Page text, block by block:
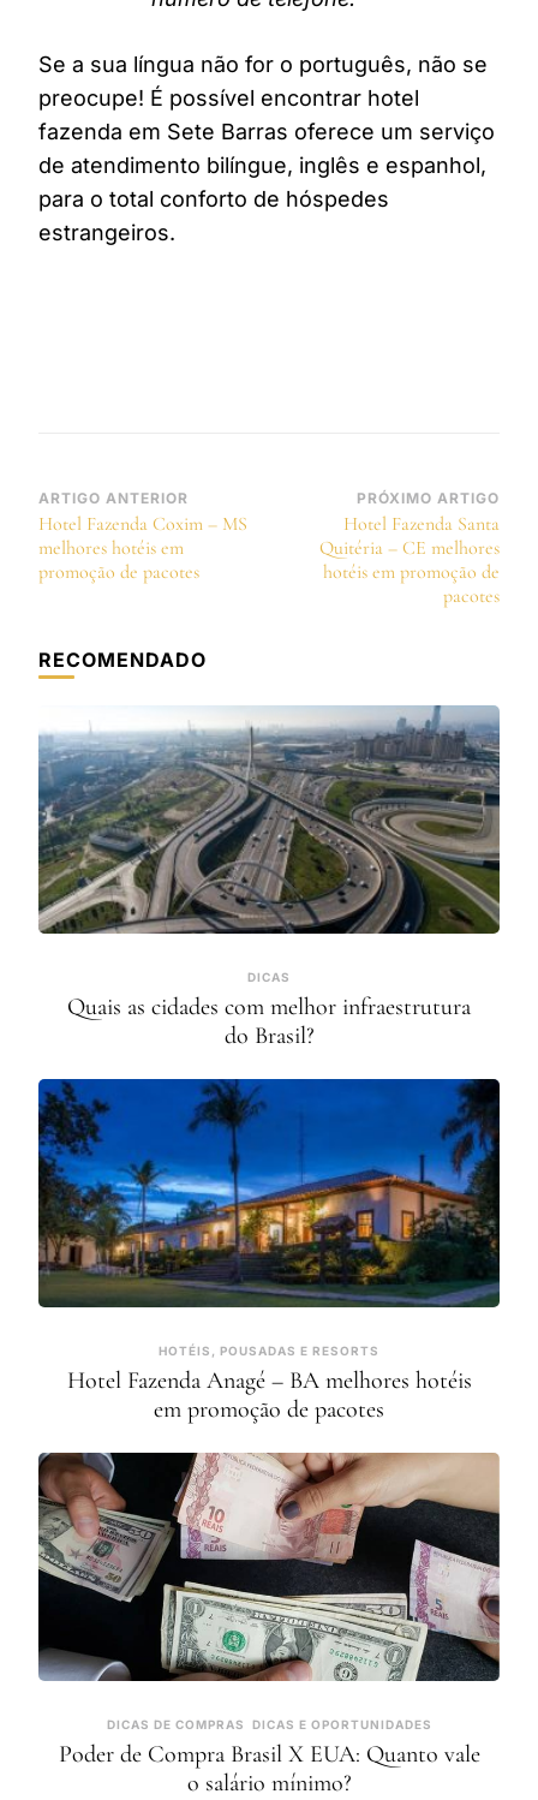
Se a sua língua não for o português, não se
preocupe! É possível encontrar hotel
fazenda em Sete Barras oferece um serviço
de atendimento bilíngue, inglês e espanhol,
para o total conforto de hóspedes
estrangeiros.
Navegação
de
post
ARTIGO ANTERIOR
Hotel Fazenda Coxim – MS
melhores hotéis em
promoção de pacotes
PRÓXIMO ARTIGO
Hotel Fazenda Santa
Quitéria – CE melhores
hotéis em promoção de
pacotes
RECOMENDADO
DICAS
Quais as cidades com melhor infraestrutura
do Brasil?
HOTÉIS, POUSADAS E RESORTS
Hotel Fazenda Anagé – BA melhores hotéis
em promoção de pacotes
DICAS DE COMPRAS DICAS E OPORTUNIDADES
Poder de Compra Brasil X EUA: Quanto vale
o salário mínimo?